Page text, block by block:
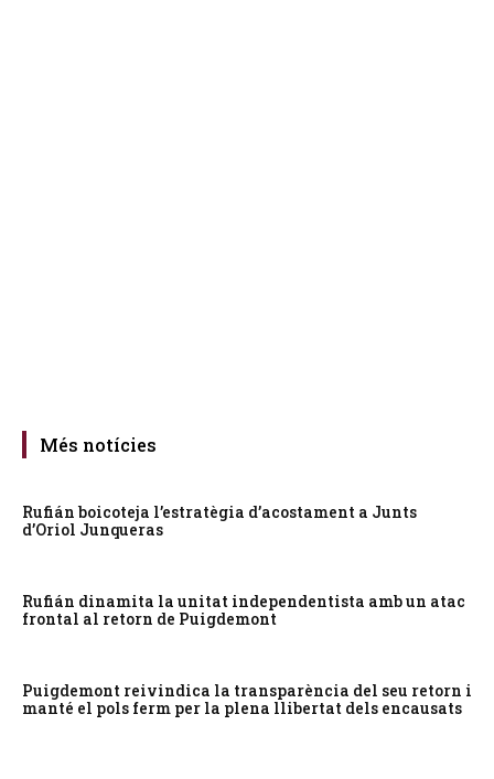
Més notícies
Rufián boicoteja l’estratègia d’acostament a Junts
d’Oriol Junqueras
Rufián dinamita la unitat independentista amb un atac
frontal al retorn de Puigdemont
Puigdemont reivindica la transparència del seu retorn i
manté el pols ferm per la plena llibertat dels encausats